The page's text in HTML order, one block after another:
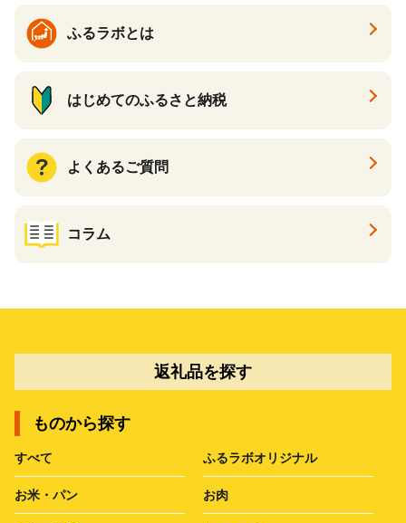
ふるラボとは
はじめてのふるさと納税
よくあるご質問
コラム
返礼品を探す
ものから探す
すべて ふるラボオリジナル
お米・パン お肉